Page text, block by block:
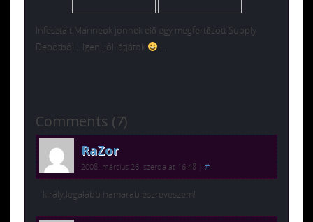
Infesztált Marineok jönnek elő egy megfertőzött Supply
Depotból… Igen, jól látjátok
…
Comments (7)
RaZor
2008. március 26. szerda at 16:48 #
király,legalább hamarab észreveszem!